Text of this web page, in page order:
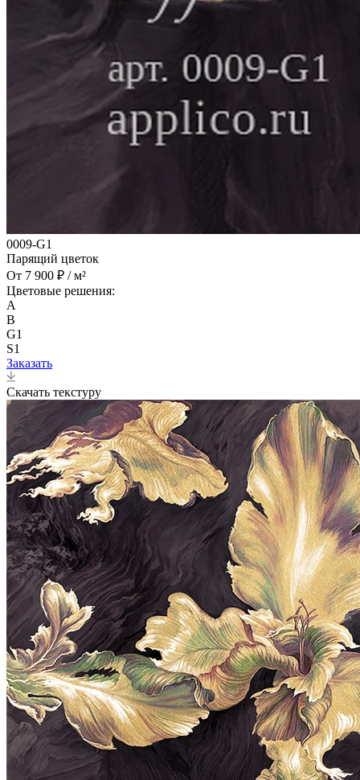
0009-G1
Парящий цветок
От 7 900 ₽ / м²
Цветовые решения:
A
B
G1
S1
Заказать
Скачать текстуру